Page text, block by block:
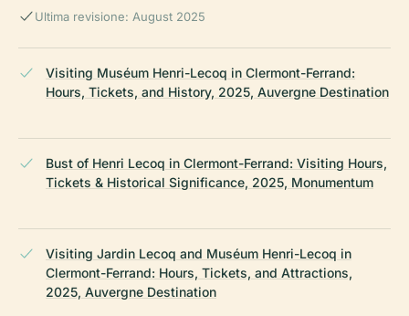
Ultima revisione: August 2025
Visiting Muséum Henri-Lecoq in Clermont-Ferrand:
Hours, Tickets, and History, 2025, Auvergne Destination
Bust of Henri Lecoq in Clermont-Ferrand: Visiting Hours,
Tickets & Historical Significance, 2025, Monumentum
Visiting Jardin Lecoq and Muséum Henri-Lecoq in
Clermont-Ferrand: Hours, Tickets, and Attractions,
2025, Auvergne Destination